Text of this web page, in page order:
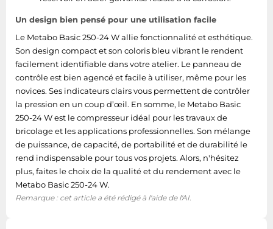
Un design bien pensé pour une utilisation facile
Le Metabo Basic 250-24 W allie fonctionnalité et esthétique.
Son design compact et son coloris bleu vibrant le rendent
facilement identifiable dans votre atelier. Le panneau de
contrôle est bien agencé et facile à utiliser, même pour les
novices. Ses indicateurs clairs vous permettent de contrôler
la pression en un coup d’œil. En somme, le Metabo Basic
250-24 W est le compresseur idéal pour les travaux de
bricolage et les applications professionnelles. Son mélange
de puissance, de capacité, de portabilité et de durabilité le
rend indispensable pour tous vos projets. Alors, n'hésitez
plus, faites le choix de la qualité et du rendement avec le
Metabo Basic 250-24 W.
Remarque : cet article a été rédigé à l'aide de l'AI.